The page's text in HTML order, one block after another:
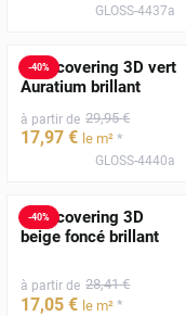
GLOSS-4437a
-40%
Film covering 3D vert
Auratium brillant
à partir de 29,95 €
17,97 € le m² *
GLOSS-4440a
-40%
Film covering 3D
beige foncé brillant
à partir de 28,41 €
17,05 € le m² *